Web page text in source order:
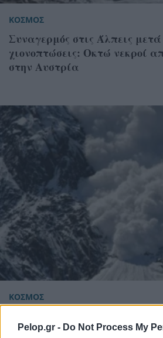
Pelop.gr - Do Not Process My
ΚΟΣΜΟΣ
Συναγερμός στις Άλπεις
χιονοπτώσεις: Οκτώ νεκροί
στην Αυστρία
ΚΟΣΜΟΣ
Νεκρός 13χρονος σκιέρ που
χιονοστιβάδα στην Αυστρία